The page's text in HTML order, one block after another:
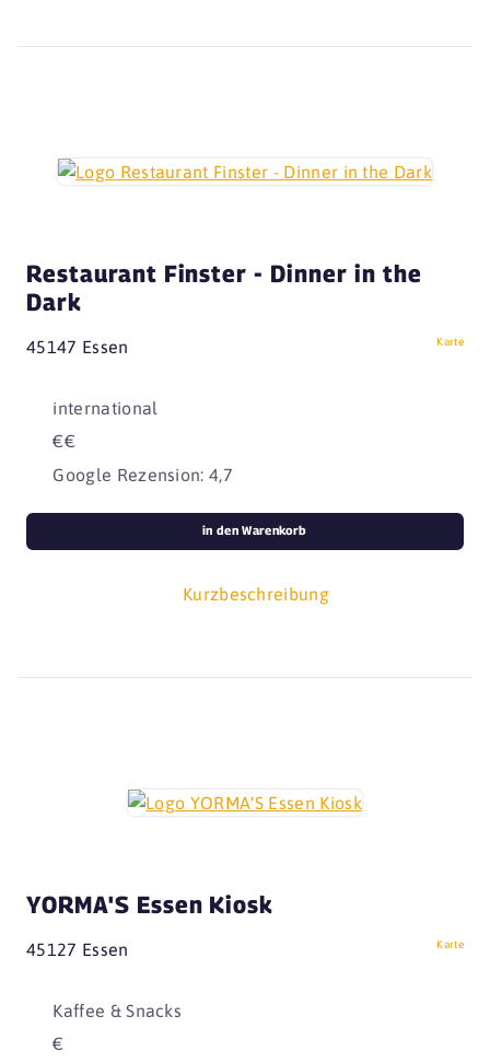
Restaurant Finster - Dinner in the
Dark
45147 Essen Karte
international
€€
Google Rezension: 4,7
Kurzbeschreibung
in den Warenkorb
YORMA'S Essen Kiosk
45127 Essen Karte
Kaffee & Snacks
€